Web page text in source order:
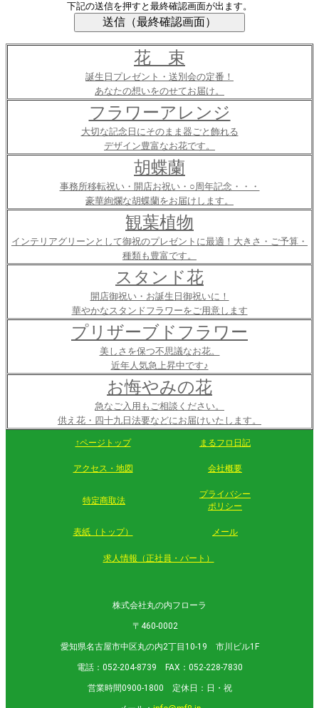
下記の送信を押すと最終確認画面が出ます。
花 束
誕生日プレゼント・送別会の定番！
あなたの想いをのせてお届け。
フラワーアレンジ
大切な記念日にそのまま器ごと飾れる
デザイン豊富なお花です。
胡蝶蘭
事務所移転祝い・開店お祝い・○周年記念・・・
豪華絢爛な胡蝶蘭をお届けします。
観葉植物
インテリアグリーンとして御祝のプレゼントに最適！大きさ・ご予算・
種類も豊富です。
スタンド花
開店御祝い・お誕生日御祝いに！
華やかなスタンドフラワーをご用意します
プリザーブドフラワー
美しさを保つ不思議なお花。
近年人気急上昇中です♪
お悔やみの花
急なご入用もご相談ください。
供え花・四十九日法要などにお届けいたします。
↑ページトップ まるフロ日記
アクセス・地図 会社概要
特定商取法
プライバシー
ポリシー
表紙（トップ） メール
求人情報（正社員・パート）
株式会社丸の内フローラ
〒460-0002
愛知県名古屋市中区丸の内2丁目10-19 市川ビル1F
電話：052-204-8739 FAX：052-228-7830
営業時間0900-1800 定休日：日・祝